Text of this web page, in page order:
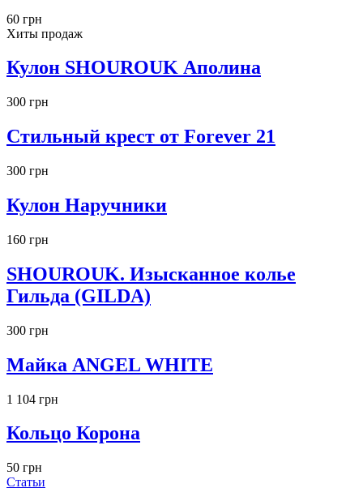
60 грн
Хиты продаж
Кулон SHOUROUK Аполина
300 грн
Стильный крест от Forever 21
300 грн
Кулон Наручники
160 грн
SHOUROUK. Изысканное колье
Гильда (GILDA)
300 грн
Майка ANGEL WHITE
1 104 грн
Кольцо Корона
50 грн
Статьи